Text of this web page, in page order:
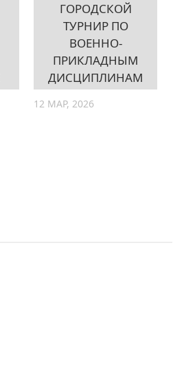
ГОРОДСКОЙ
ТУРНИР ПО
ВОЕННО-
ПРИКЛАДНЫМ
ДИСЦИПЛИНАМ
12 МАР, 2026